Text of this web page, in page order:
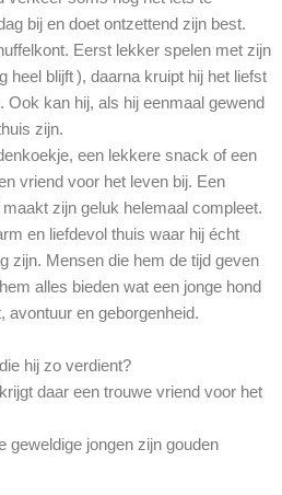
bij en doet ontzettend zijn best.
Eerst lekker spelen met zijn
heel blijft ), daarna kruipt hij het liefst
Ook kan hij, als hij eenmaal gewend
zijn.
een lekkere snack of een
vriend voor het leven bij. Een
zijn geluk helemaal compleet.
en liefdevol thuis waar hij écht
zijn. Mensen die hem de tijd geven
alles bieden wat een jonge hond
avontuur en geborgenheid.
hij zo verdient?
daar een trouwe vriend voor het
geweldige jongen zijn gouden